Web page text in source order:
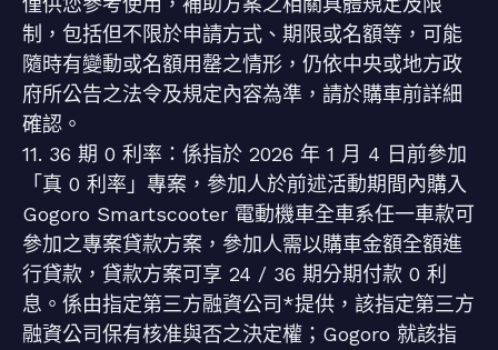
制，包括但不限於申請方式、期限或名額等，可能
隨時有變動或名額用罄之情形，仍依中央或地方政
府所公告之法令及規定內容為準，請於購車前詳細
確認。
11. 36 期 0 利率：係指於 2026 年 1 月 4 日前參加
「真 0 利率」專案，參加人於前述活動期間內購入
Gogoro Smartscooter 電動機車全車系任一車款可
參加之專案貸款方案，參加人需以購車金額全額進
行貸款，貸款方案可享 24 / 36 期分期付款 0 利
息。係由指定第三方融資公司*提供，該指定第三方
融資公司保有核准與否之決定權；Gogoro 就該指